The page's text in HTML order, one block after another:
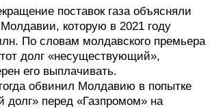
поставок газа объясняли
которую в 2021 году
По словам молдавского премьера
долг «несуществующий»,
его выплачивать.
обвинил Молдавию в попытке
долг» перед «Газпромом» на